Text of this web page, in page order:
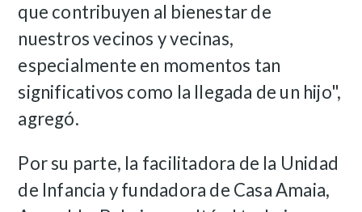
que contribuyen al bienestar de
nuestros vecinos y vecinas,
especialmente en momentos tan
significativos como la llegada de un hijo",
agregó.
Por su parte, la facilitadora de la Unidad
de Infancia y fundadora de Casa Amaia,